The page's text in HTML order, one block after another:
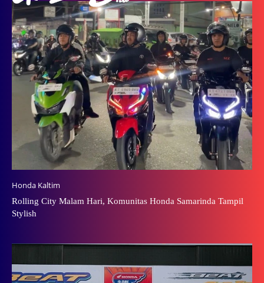
Honda Kaltim
Rolling City Malam Hari, Komunitas Honda Samarinda Tampil
Stylish